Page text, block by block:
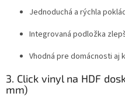
Jednoduchá a rýchla
Integrovaná podložka
Vhodná pre domácnosti aj
3. Click vinyl na HDF
mm)